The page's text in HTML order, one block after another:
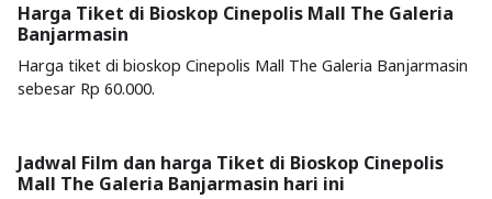
Harga Tiket di Bioskop Cinepolis Mall The Galeria
Banjarmasin
Harga tiket di bioskop Cinepolis Mall The Galeria Banjarmasin
sebesar Rp 60.000.
Jadwal Film dan harga Tiket di Bioskop Cinepolis
Mall The Galeria Banjarmasin hari ini